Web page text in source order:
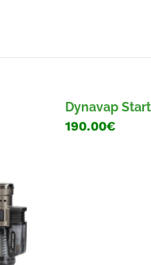
Dynavap
190.00€